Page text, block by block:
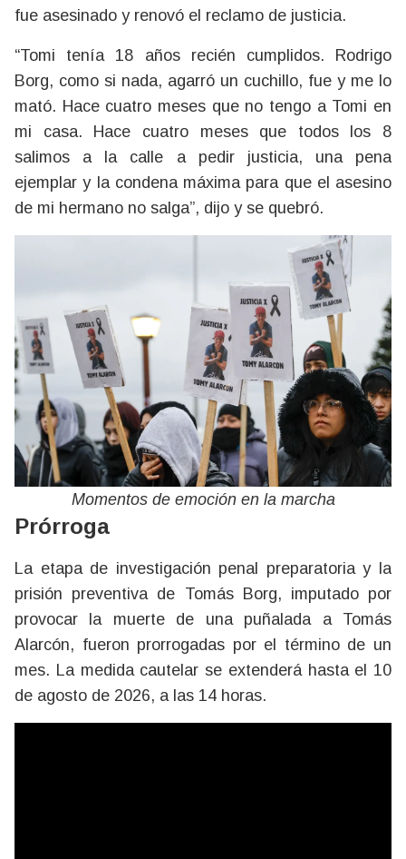
fue asesinado y renovó el reclamo de justicia.
“Tomi tenía 18 años recién cumplidos. Rodrigo
Borg, como si nada, agarró un cuchillo, fue y me lo
mató. Hace cuatro meses que no tengo a Tomi en
mi casa. Hace cuatro meses que todos los 8
salimos a la calle a pedir justicia, una pena
ejemplar y la condena máxima para que el asesino
de mi hermano no salga”, dijo y se quebró.
Momentos de emoción en la marcha
Prórroga
La etapa de investigación penal preparatoria y la
prisión preventiva de Tomás Borg, imputado por
provocar la muerte de una puñalada a Tomás
Alarcón, fueron prorrogadas por el término de un
mes. La medida cautelar se extenderá hasta el 10
de agosto de 2026, a las 14 horas.